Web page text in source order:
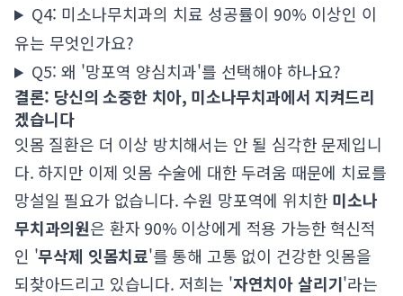
Q4: 미소나무치과의 치료 성공률이 90% 이상인 이
유는 무엇인가요?
Q5: 왜 '망포역 양심치과'를 선택해야 하나요?
결론: 당신의 소중한 치아, 미소나무치과에서 지켜드리
겠습니다
잇몸 질환은 더 이상 방치해서는 안 될 심각한 문제입니
다. 하지만 이제 잇몸 수술에 대한 두려움 때문에 치료를
망설일 필요가 없습니다. 수원 망포역에 위치한 미소나
무치과의원은 환자 90% 이상에게 적용 가능한 혁신적
인 '무삭제 잇몸치료'를 통해 고통 없이 건강한 잇몸을
되찾아드리고 있습니다. 저희는 '자연치아 살리기'라는